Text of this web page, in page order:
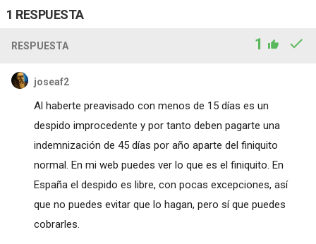
1 RESPUESTA
RESPUESTA 1
joseaf2
Al haberte preavisado con menos de 15 días es un
despido improcedente y por tanto deben pagarte una
indemnización de 45 días por año aparte del finiquito
normal. En mi web puedes ver lo que es el finiquito. En
España el despido es libre, con pocas excepciones, así
que no puedes evitar que lo hagan, pero sí que puedes
cobrarles.